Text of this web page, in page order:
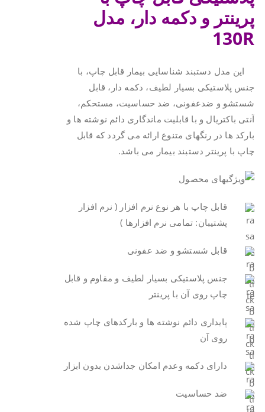
پرینتر و دکمه دار، مدل
130R
این مدل دستبند شناسایی بیمار قابل چاپ، با
جنس پلاستیکی بسیار لطیف، دکمه دار، قابل
شستشو و ضدعفونی، ضد حساسیت، مستحکم،
آنتی باکتریال و با قابلیت ماندگاری دائم نوشته ها و
بارکد ها در رنگهای متنوع ارائه می گردد که قابل
چاپ با پرینتر دستبند بیمار می باشد.
قابل چاپ با هر نوع نرم افزار ( نرم افزار
پشتیبان: تمامی نرم افزارها )
قابل شستشو و ضد عفونی
جنس پلاستیکی بسیار لطیف و مقاوم و قابل
چاپ روی آن با پرینتر
پایداری دائم نوشته ها و بارکدهای چاپ شده
روی آن
دارای دکمه وعدم امکان جداشدن بدون ابزار
ضد حساسیت